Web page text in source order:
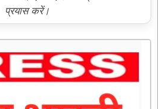
प्रयास करें।